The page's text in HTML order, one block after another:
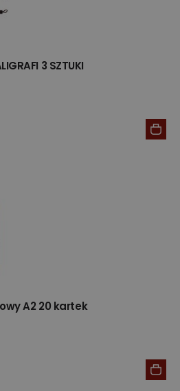
3 SZTUKI
A2 20 kartek